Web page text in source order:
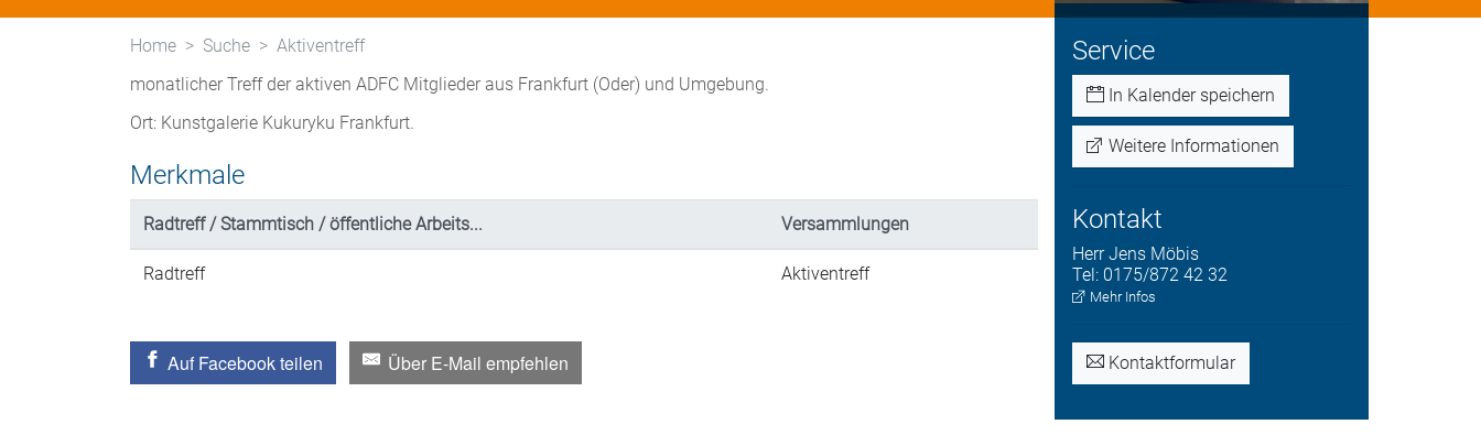
Service
In Kalender speichern
Weitere Informationen
Kontakt
Herr Jens Möbis
Tel: 0175/872 42 32
Mehr Infos
Kontaktformular
Home Suche
Aktiventreff
monatlicher Treff der aktiven ADFC Mitglieder aus Frankfurt (Oder) und Umgebung.
Ort: Kunstgalerie Kukuryku Frankfurt.
Merkmale
Radtreff / Stammtisch / öffentliche Arbeits... Versammlungen
Radtreff Aktiventreff
Auf Facebook teilen Über E-Mail empfehlen